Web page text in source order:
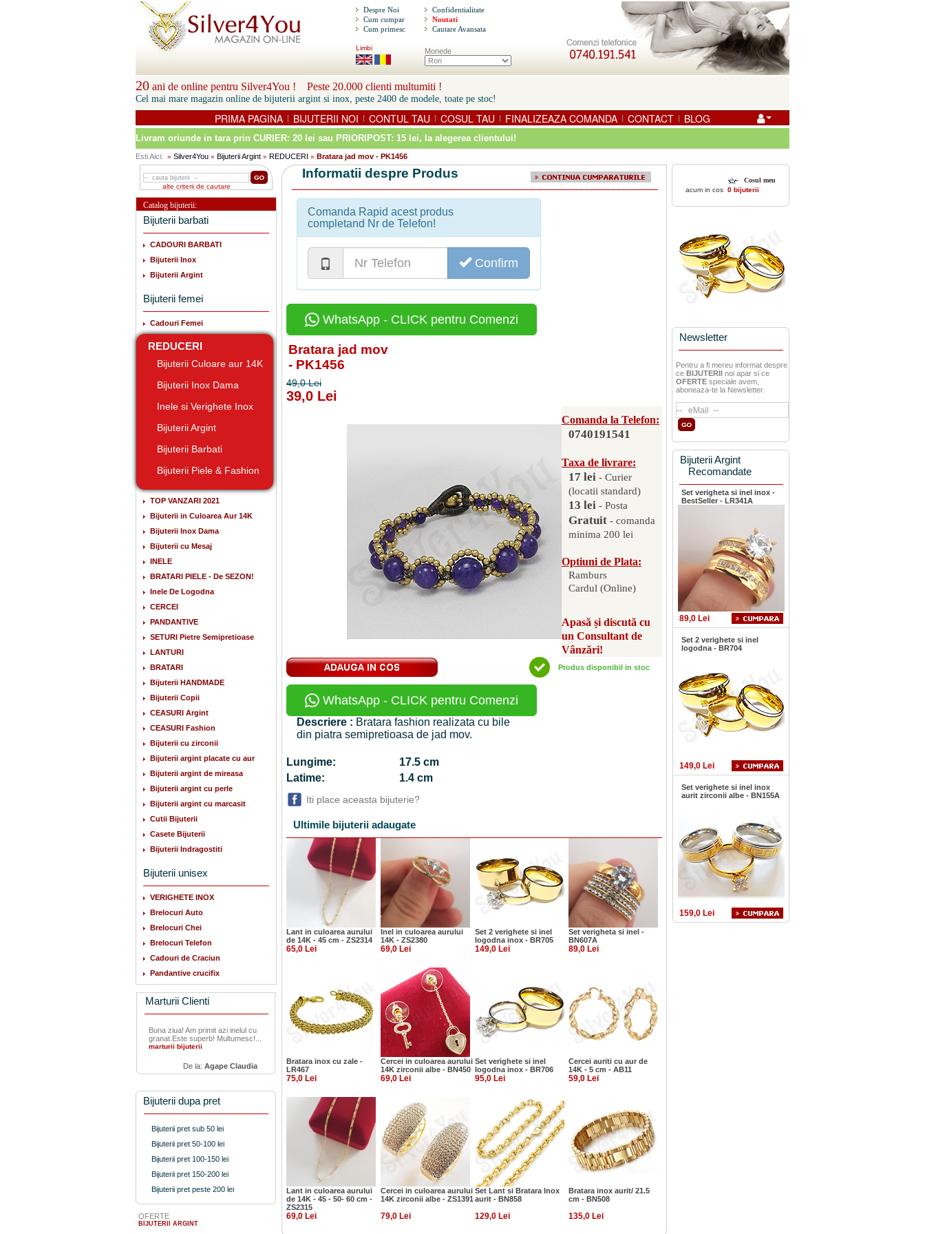
Despre Noi
Cum cumpar
Cum primesc
Confidentialitate
Noutati
Cautare Avansata
Limbi Monede
20 ani de online pentru Silver4You ! Peste 20.000 clienti multumiti !
Cel mai mare magazin online de bijuterii argint si inox, peste 2400 de modele, toate pe stoc!
PRIMA PAGINA | BIJUTERII NOI | CONTUL TAU | COSUL TAU | FINALIZEAZA COMANDA | CONTACT | BLOG
Livram oriunde in tara prin CURIER: 20 lei sau PRIORIPOST: 15 lei, la alegerea clientului!
Esti Aici: » Silver4You » Bijuterii Argint » REDUCERI » Bratara jad mov - PK1456
alte criterii de cautare
Catalog bijuterii:
Bijuterii barbati
CADOURI BARBATI
Bijuterii Inox
Bijuterii Argint
Bijuterii femei
Cadouri Femei
REDUCERI
Bijuterii Culoare aur 14K
Bijuterii Inox Dama
Inele si Verighete Inox
Bijuterii Argint
Bijuterii Barbati
Bijuterii Piele & Fashion
TOP VANZARI 2021
Bijuterii in Culoarea Aur 14K
Bijuterii Inox Dama
Bijuterii cu Mesaj
INELE
BRATARI PIELE - De SEZON!
Inele De Logodna
CERCEI
PANDANTIVE
SETURI Pietre Semipretioase
LANTURI
BRATARI
Bijuterii HANDMADE
Bijuterii Copii
CEASURI Argint
CEASURI Fashion
Bijuterii cu zirconii
Bijuterii argint placate cu aur
Bijuterii argint de mireasa
Bijuterii argint cu perle
Bijuterii argint cu marcasit
Cutii Bijuterii
Casete Bijuterii
Bijuterii Indragostiti
Bijuterii unisex
VERIGHETE INOX
Brelocuri Auto
Brelocuri Chei
Brelocuri Telefon
Cadouri de Craciun
Pandantive crucifix
Marturii Clienti
Buna ziua! Am primit azi inelul cu
granat.Este superb! Multumesc!...
marturii bijuterii
De la: Agape Claudia
Bijuterii dupa pret
Bijuterii pret sub 50 lei
Bijuterii pret 50-100 lei
Bijuterii pret 100-150 lei
Bijuterii pret 150-200 lei
Bijuterii pret peste 200 lei
OFERTE
BIJUTERII ARGINT
Informatii despre Produs
Comanda Rapid acest produs
completand Nr de Telefon!
Confirm
WhatsApp - CLICK pentru Comenzi
Bratara jad mov
- PK1456
49,0 Lei
39,0 Lei
Comanda la Telefon:
0740191541
Taxa de livrare:
17 lei - Curier
(locatii standard)
13 lei - Posta
Gratuit - comanda
minima 200 lei
Optiuni de Plata:
Ramburs
Cardul (Online)
Apasă și discută cu
un Consultant de
Vânzări!
Produs disponibil in stoc
WhatsApp - CLICK pentru Comenzi
Descriere : Bratara fashion realizata cu bile
din piatra semipretioasa de jad mov.
Lungime:
17.5 cm
Latime:
1.4 cm
Iti place aceasta bijuterie?
Ultimile bijuterii adaugate
Lant in culoarea aurului
de 14K - 45 cm - ZS2314
Inel in culoarea aurului
14K - ZS2380
Set 2 verighete si inel
logodna inox - BR705
Set verigheta si inel -
BN607A
65,0 Lei 69,0 Lei 149,0 Lei 89,0 Lei
Bratara inox cu zale -
LR467
Cercei in culoarea aurului
14K zirconii albe - BN450
Set verighete si inel
logodna inox - BR706
Cercei auriti cu aur de
14K - 5 cm - AB11
75,0 Lei 69,0 Lei 95,0 Lei 59,0 Lei
Lant in culoarea aurului
de 14K - 45 - 50- 60 cm -
ZS2315
Cercei in culoarea aurului
14K zirconii albe - ZS1391
Set Lant si Bratara Inox
aurit - BN858
Bratara inox aurit/ 21.5
cm - BN508
69,0 Lei 79,0 Lei 129,0 Lei 135,0 Lei
Cosul meu
acum in cos 0 bijuterii
Newsletter
Pentru a fi mereu informat despre
ce BIJUTERII noi apar si ce
OFERTE speciale avem,
aboneaza-te la Newsletter.
Bijuterii Argint
Recomandate
Set verigheta si inel inox -
BestSeller - LR341A
89,0 Lei
Set 2 verighete si inel
logodna - BR704
149,0 Lei
Set verighete si inel inox
aurit zirconii albe - BN155A
159,0 Lei